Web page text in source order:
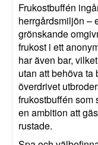
Frukostbuffén
herrgårdsmiljön –
grönskande
frukost i ett
har även bar,
utan att behöva ta
överdrivet
frukostbuffén som
en ambition att
rustade.